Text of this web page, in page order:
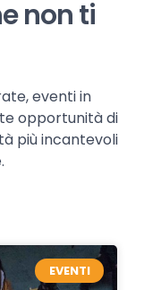
non ti
eventi in
opportunità di
più incantevoli
EVENTI